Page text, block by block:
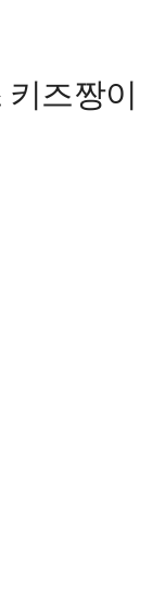
즈짱이